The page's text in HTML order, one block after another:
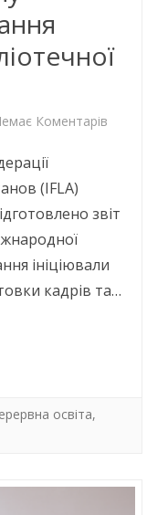
Коментарів
сучасну
(IFLA)
звіт
ініціювали
кадрів та…
освіта,